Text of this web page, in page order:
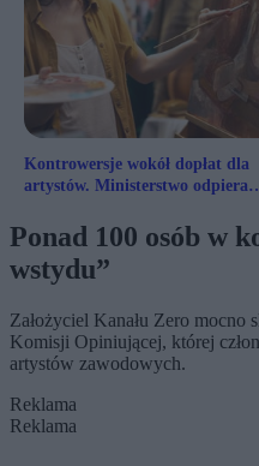
Kontrowersje wokół dopłat dla
artystów. Ministerstwo odpiera
Ponad 100 osób w
wstydu”
Założyciel Kanału Zero mocno
Komisji Opiniującej, której
artystów zawodowych.
Reklama
Reklama